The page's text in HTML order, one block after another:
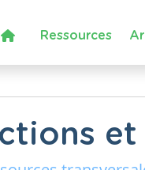
Ressources
et